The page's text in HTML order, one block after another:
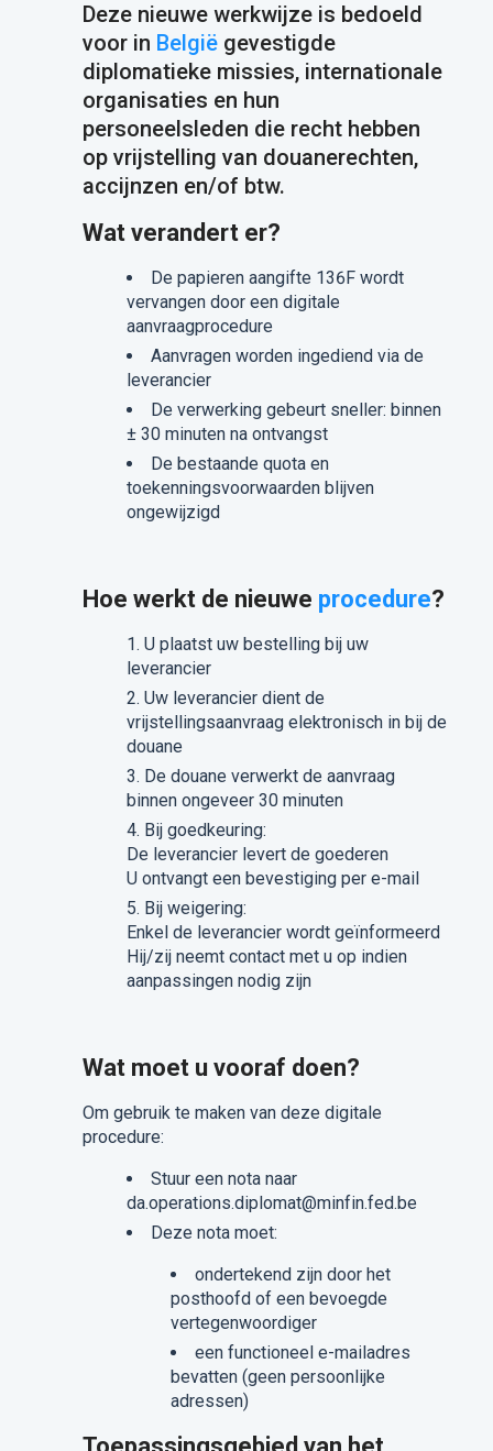
Deze nieuwe werkwijze is bedoeld
voor in Belgiëgevestigde
diplomatieke missies, internationale
organisaties en hun
personeelsleden die recht hebben
op vrijstelling van douanerechten,
accijnzen en/of btw.
Wat verandert er?
De papieren aangifte 136F wordt
vervangen door een digitale
aanvraagprocedure
Aanvragen worden ingediend via de
leverancier
De verwerking gebeurt sneller: binnen
± 30 minuten na ontvangst
De bestaande quota en
toekenningsvoorwaarden blijven
ongewijzigd
Hoe werkt de nieuwe procedure?
U plaatst uw bestelling bij uw
leverancier
Uw leverancier dient de
vrijstellingsaanvraag elektronisch in bij de
douane
De douane verwerkt de aanvraag
binnen ongeveer 30 minuten
Bij goedkeuring:
De leverancier levert de goederen
U ontvangt een bevestiging per e-mail
Bij weigering:
Enkel de leverancier wordt geïnformeerd
Hij/zij neemt contact met u op indien
aanpassingen nodig zijn
Wat moet u vooraf doen?
Om gebruik te maken van deze digitale
procedure:
Stuur een nota naar
da.operations.diplomat@minfin.fed.be
Deze nota moet:
ondertekend zijn door het
posthoofd of een bevoegde
vertegenwoordiger
een functioneel e-mailadres
bevatten (geen persoonlijke
adressen)